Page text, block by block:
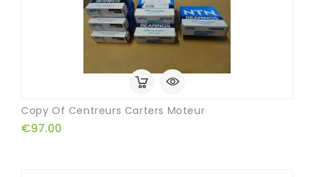
Copy Of Centreurs Carters Moteur
€97.00